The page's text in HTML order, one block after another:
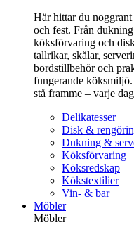
Här hittar du
och fest. Från
köksförvaring och
tallrikar, skålar,
bordstillbehör och
fungerande
stå framme – varje
Delikatesser
Disk &
Dukning &
Köksförvaring
Köksredskap
Kökstextilier
Vin- & bar
Möbler
Möbler